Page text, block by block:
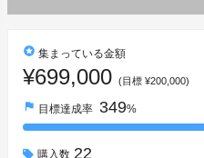
stars 集まっている金額
¥699,000 (目標 ¥200,000)
flag 目標達成率 349%
購入数 22